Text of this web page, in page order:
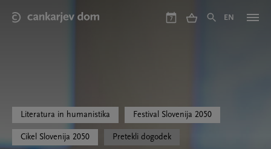
main
7 EN
Literatura in humanistika Festival Slovenija 2050
Cikel Slovenija 2050 Pretekli dogodek